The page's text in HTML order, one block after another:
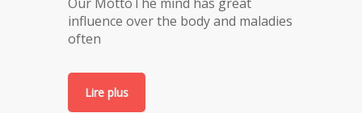
influence over the body and maladies
often
Lire plus